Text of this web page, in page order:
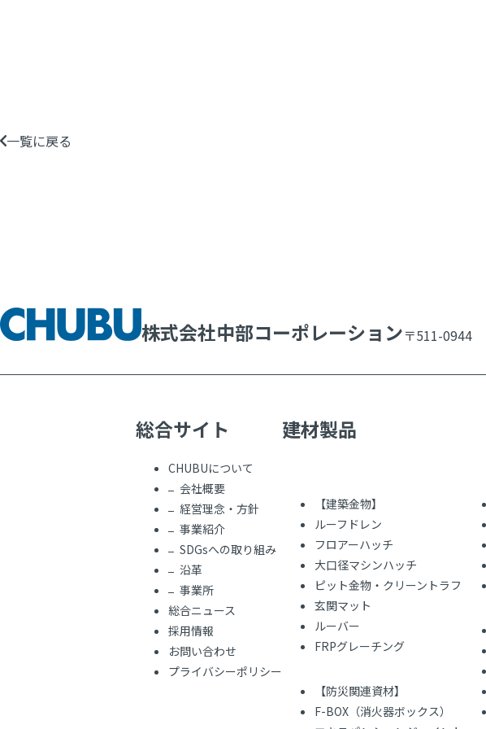
一覧に戻る
株式会社中部コーポレーション〒511-0944
総合サイト
CHUBUについて
会社概要
経営理念・方針
事業紹介
SDGsへの取り組み
沿革
事業所
総合ニュース
採用情報
お問い合わせ
プライバシーポリシー
建材製品
【建築金物】
ルーフドレン
フロアーハッチ
大口径マシンハッチ
ピット金物・クリーントラフ
玄関マット
ルーバー
FRPグレーチング
【防災関連資材】
F-BOX（消火器ボックス）